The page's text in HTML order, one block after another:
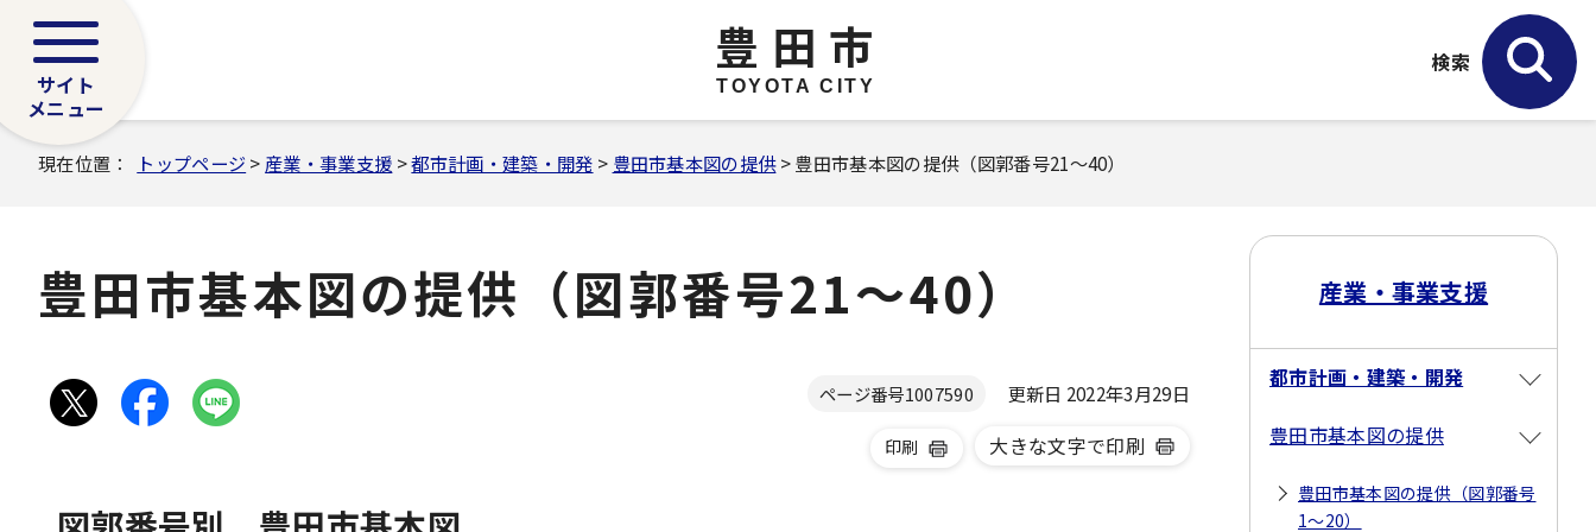
豊田市
TOYOTA CITY
サイト
メニュー
検索
現在位置： トップページ > 産業・事業支援 >都市計画・建築・開発 > 豊田市基本図の提供> 豊田市基本図の提供（図郭番号21～40）
豊田市基本図の提供（図郭番号21～40）
ページ番号1007590 更新日 2022年3月29日
印刷 大きな文字で印刷
産業・事業支援
都市計画・建築・開発
豊田市基本図の提供
豊田市基本図の提供（図郭番号
1～20）